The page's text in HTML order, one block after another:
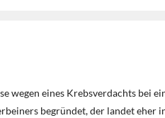
wegen eines Krebsverdachts bei
begründet, der landet eher